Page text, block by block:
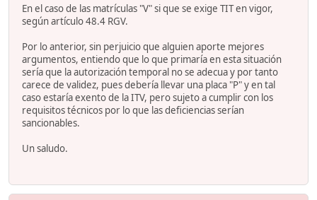
En el caso de las matrículas "V" si que se exige TIT en vigor,
según artículo 48.4 RGV.
Por lo anterior, sin perjuicio que alguien aporte mejores
argumentos, entiendo que lo que primaría en esta situación
sería que la autorización temporal no se adecua y por tanto
carece de validez, pues debería llevar una placa "P" y en tal
caso estaría exento de la ITV, pero sujeto a cumplir con los
requisitos técnicos por lo que las deficiencias serían
sancionables.
Un saludo.